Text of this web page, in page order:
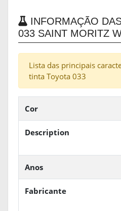
INFORMAÇÃO
033 SAINT MORITZ
Lista das principais
tinta Toyota 033
Cor
Description
Anos
Fabricante